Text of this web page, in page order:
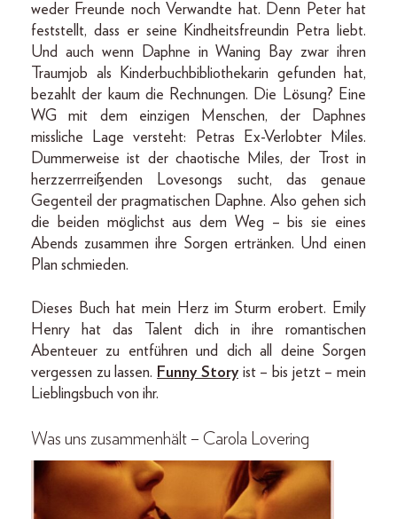
weder Freunde noch Verwandte hat. Denn Peter hat
feststellt, dass er seine Kindheitsfreundin Petra liebt.
Und auch wenn Daphne in Waning Bay zwar ihren
Traumjob als Kinderbuchbibliothekarin gefunden hat,
bezahlt der kaum die Rechnungen. Die Lösung? Eine
WG mit dem einzigen Menschen, der Daphnes
missliche Lage versteht: Petras Ex-Verlobter Miles.
Dummerweise ist der chaotische Miles, der Trost in
herzzerrreißenden Lovesongs sucht, das genaue
Gegenteil der pragmatischen Daphne. Also gehen sich
die beiden möglichst aus dem Weg – bis sie eines
Abends zusammen ihre Sorgen ertränken. Und einen
Plan schmieden.
Dieses Buch hat mein Herz im Sturm erobert. Emily
Henry hat das Talent dich in ihre romantischen
Abenteuer zu entführen und dich all deine Sorgen
vergessen zu lassen. Funny Storyist – bis jetzt – mein
Lieblingsbuch von ihr.
Was uns zusammenhält – Carola Lovering